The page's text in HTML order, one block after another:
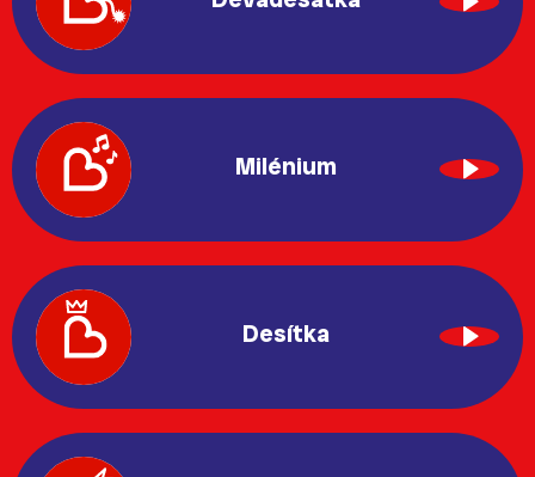
Milénium
Desítka